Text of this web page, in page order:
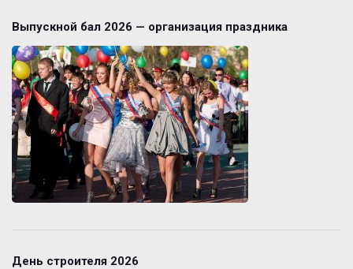
Выпускной бал 2026 — организация праздника
День строителя 2026